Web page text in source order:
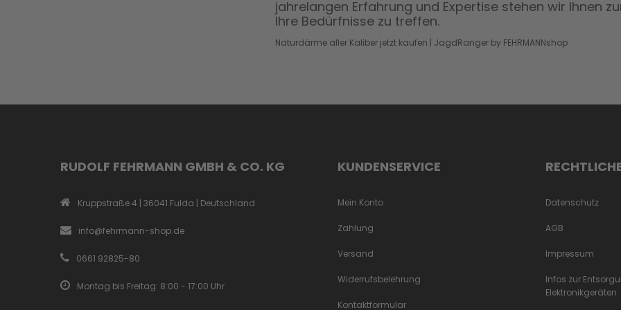
jahrelangen Erfahrung und Expertise stehen wir Ihnen
Ihre Bedürfnisse zu treffen.
Naturdärme aller Kaliber jetzt kaufen | JagdRanger by FEHRMANNshop
RUDOLF FEHRMANN GMBH & CO. KG
Kruppstraße 4 | 36041 Fulda | Deutschland
info@fehrmann-shop.de
0661 92825-80
Montag bis Freitag: 8:00 - 17:00 Uhr
KUNDENSERVICE
Mein Konto
Zahlung
Versand
Widerrufsbelehrung
Kontaktformular
Datenschutz
AGB
Impressum
Infos zur
Elektronikgeräten